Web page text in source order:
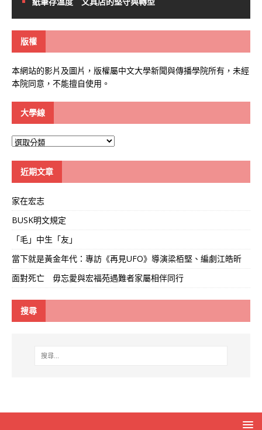
版權
本網站的影片及圖片，版權屬中文大學新聞與傳播學院所有，未經
本院同意，不能擅自使用。
大學線
大
近期文章
家在宏志
BUSK明文規定
「毛」中生「友」
當下就是黃金年代：專訪《再見UFO》導演梁栢堅、編劇江皓昕
面對死亡 毋忘愛與宏福苑遇難者家屬相伴同行
搜尋